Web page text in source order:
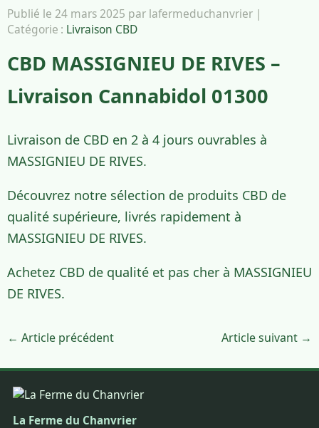
Publié le 24 mars 2025 par lafermeduchanvrier |
Catégorie : Livraison CBD
CBD MASSIGNIEU DE RIVES –
Livraison Cannabidol 01300
Livraison de CBD en 2 à 4 jours ouvrables à
MASSIGNIEU DE RIVES.
Découvrez notre sélection de produits CBD de
qualité supérieure, livrés rapidement à
MASSIGNIEU DE RIVES.
Achetez CBD de qualité et pas cher à MASSIGNIEU
DE RIVES.
← Article précédent Article suivant →
La Ferme du Chanvrier